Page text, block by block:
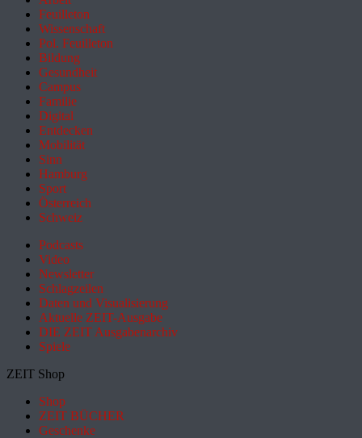
Feuilleton
Wissenschaft
Pol. Feuilleton
Bildung
Gesundheit
Campus
Familie
Digital
Entdecken
Mobilität
Sinn
Hamburg
Sport
Österreich
Schweiz
Podcasts
Video
Newsletter
Schlagzeilen
Daten und Visualisierung
Aktuelle ZEIT-Ausgabe
DIE ZEIT Ausgabenarchiv
Spiele
ZEIT Shop
Shop
ZEIT BÜCHER
Geschenke